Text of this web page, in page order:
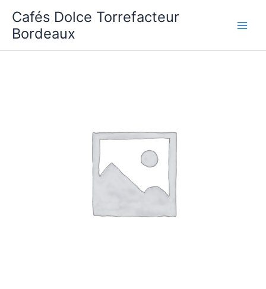
contenu
Cafés Dolce Torrefacteur
Bordeaux